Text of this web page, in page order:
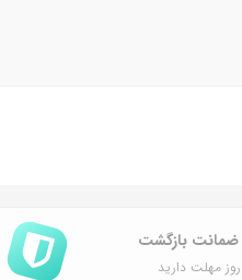
مهلت دارید